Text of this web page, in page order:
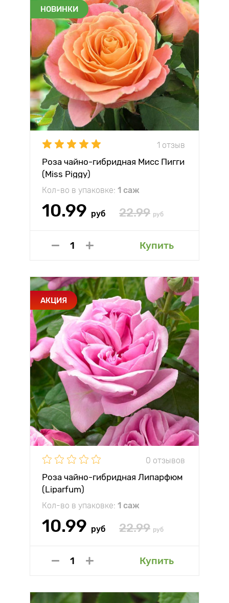
НОВИНКИ
1 отзыв
Роза чайно-гибридная Мисс Пигги
(Miss Piggy)
Кол-во в упаковке: 1 саж
10.99 руб 22.99 руб
Купить
АКЦИЯ
0 отзывов
Роза чайно-гибридная Липарфюм
(Liparfum)
Кол-во в упаковке: 1 саж
10.99 руб 22.99 руб
Купить